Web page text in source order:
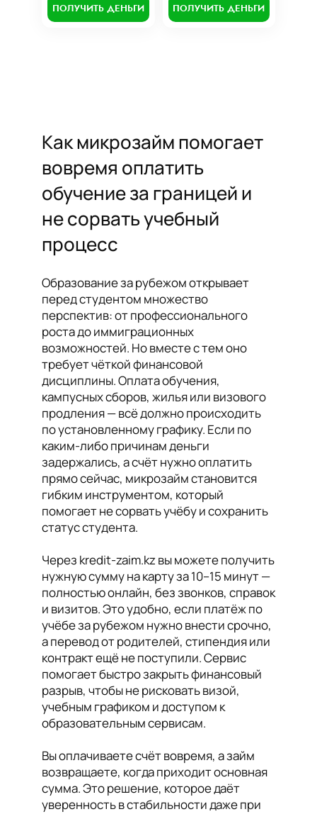
ПОЛУЧИТЬ ДЕНЬГИ ПОЛУЧИТЬ ДЕНЬГИ
Как микрозайм помогает
вовремя оплатить
обучение за границей и
не сорвать учебный
процесс
Образование за рубежом открывает
перед студентом множество
перспектив: от профессионального
роста до иммиграционных
возможностей. Но вместе с тем оно
требует чёткой финансовой
дисциплины. Оплата обучения,
кампусных сборов, жилья или визового
продления — всё должно происходить
по установленному графику. Если по
каким-либо причинам деньги
задержались, а счёт нужно оплатить
прямо сейчас, микрозайм становится
гибким инструментом, который
помогает не сорвать учёбу и сохранить
статус студента.
Через kredit-zaim.kz вы можете получить
нужную сумму на карту за 10–15 минут —
полностью онлайн, без звонков, справок
и визитов. Это удобно, если платёж по
учёбе за рубежом нужно внести срочно,
а перевод от родителей, стипендия или
контракт ещё не поступили. Сервис
помогает быстро закрыть финансовый
разрыв, чтобы не рисковать визой,
учебным графиком и доступом к
образовательным сервисам.
Вы оплачиваете счёт вовремя, а займ
возвращаете, когда приходит основная
сумма. Это решение, которое даёт
уверенность в стабильности даже при